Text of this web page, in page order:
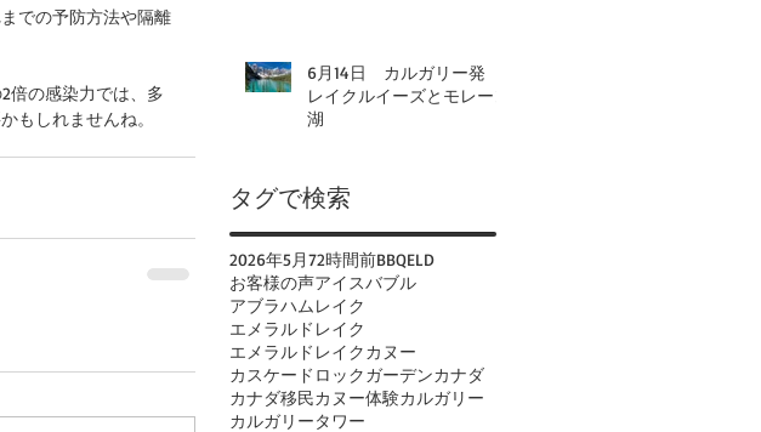
での予防方法や隔離
倍の感染力では、多
もしれませんね。
6月14日 カルガリー発
レイクルイーズとモレーン
湖
タグで検索
2026年5月72時間前BBQELD
お客様の声アイスバブル
アブラハムレイク
エメラルドレイク
エメラルドレイクカヌー
カスケードロックガーデンカナダ
カナダ移民カヌー体験カルガリー
カルガリータワー